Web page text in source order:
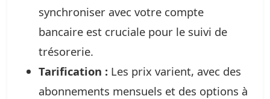
synchroniser avec votre compte
bancaire est cruciale pour le suivi de
trésorerie.
Tarification : Les prix varient, avec des
abonnements mensuels et des options à